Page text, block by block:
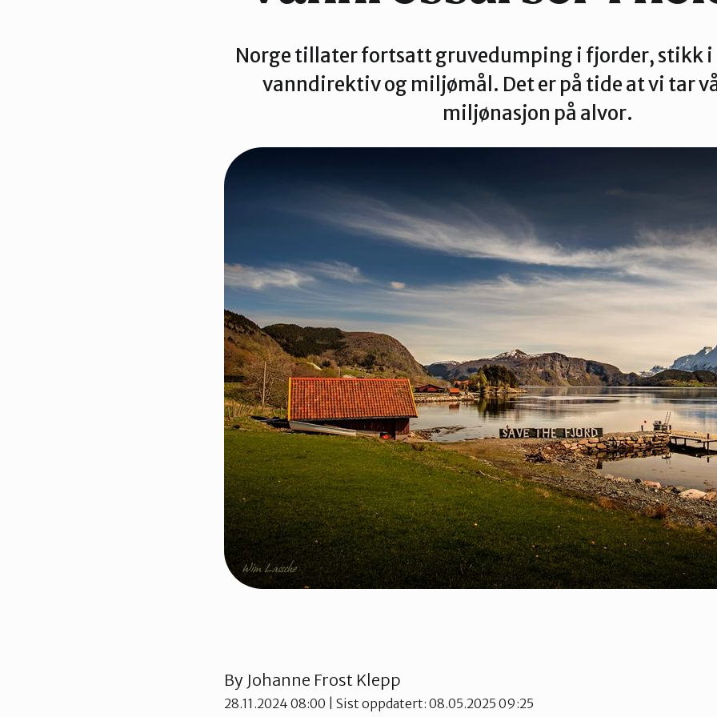
Norge tillater fortsatt gruvedumping i fjorder, stikk i
vanndirektiv og miljømål. Det er på tide at vi tar
miljønasjon på alvor.
By Johanne Frost Klepp
28.11.2024 08:00 | Sist oppdatert: 08.05.2025 09:25